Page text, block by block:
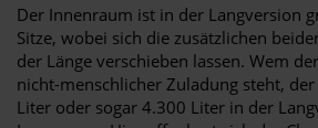
Der Innenraum ist in der Langversion
Sitze, wobei sich die zusätzlichen
der Länge verschieben lassen. Wem
nicht-menschlicher Zuladung steht,
Liter oder sogar 4.300 Liter in der